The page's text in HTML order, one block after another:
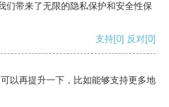
们带来了无限的隐私保护和安全性保
支持[0] 反对[0]
以再提升一下，比如能够支持更多地